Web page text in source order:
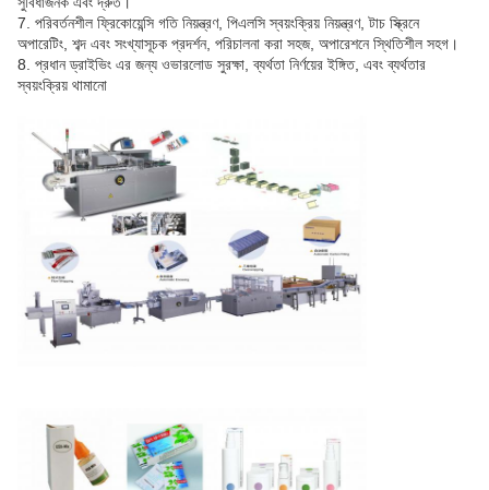
7. পরিবর্তনশীল ফ্রিকোয়েন্সি গতি নিয়ন্ত্রণ, পিএলসি স্বয়ংক্রিয় নিয়ন্ত্রণ, টাচ স্ক্রিনে
অপারেটিং, শব্দ এবং সংখ্যাসূচক প্রদর্শন, পরিচালনা করা সহজ, অপারেশনে স্থিতিশীল সহগ।
8. প্রধান ড্রাইভিং এর জন্য ওভারলোড সুরক্ষা, ব্যর্থতা নির্ণয়ের ইঙ্গিত, এবং ব্যর্থতার
স্বয়ংক্রিয় থামানো